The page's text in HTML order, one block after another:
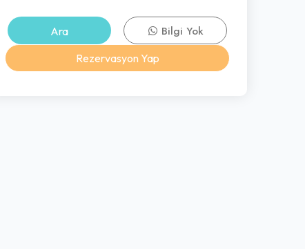
Ara
Bilgi Yok
Rezervasyon Yap